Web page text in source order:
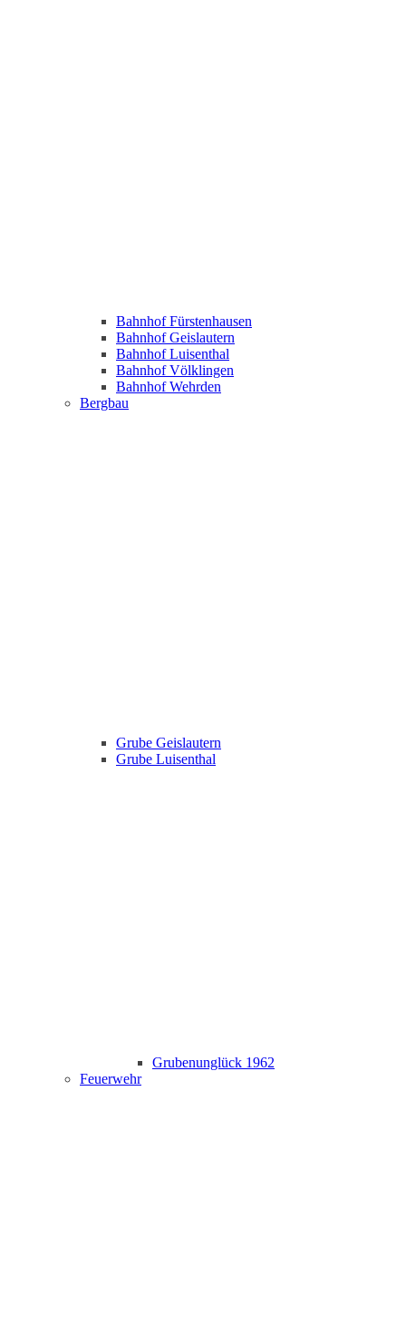
Bahnhof Fürstenhausen
Bahnhof Geislautern
Bahnhof Luisenthal
Bahnhof Völklingen
Bahnhof Wehrden
Bergbau
Grube Geislautern
Grube Luisenthal
Grubenunglück 1962
Feuerwehr